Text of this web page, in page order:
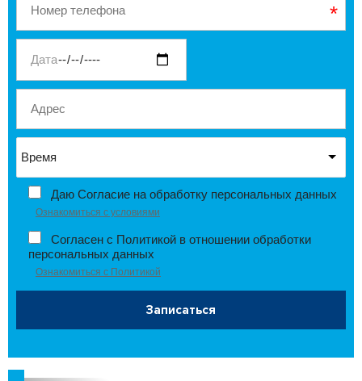
*
Даю Согласие на обработку персональных данных
Ознакомиться с условиями
Согласен с Политикой в отношении обработки
персональных данных
Ознакомиться с Политикой
Записаться